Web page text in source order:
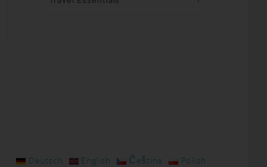
Deutsch English Čeština Polish